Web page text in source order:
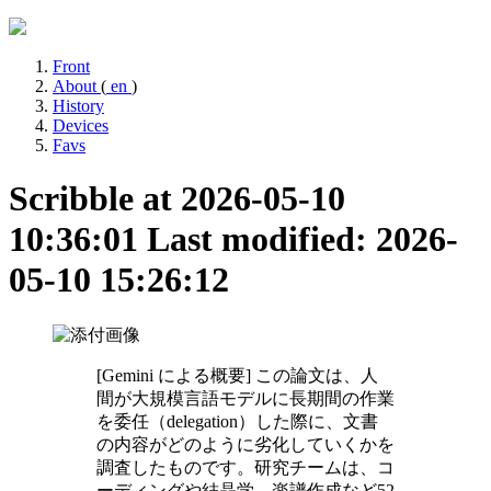
Front
About ( en )
History
Devices
Favs
Scribble at 2026-05-10
10:36:01 Last modified: 2026-
05-10 15:26:12
[Gemini による概要] この論文は、人
間が大規模言語モデルに長期間の作業
を委任（delegation）した際に、文書
の内容がどのように劣化していくかを
調査したものです。研究チームは、コ